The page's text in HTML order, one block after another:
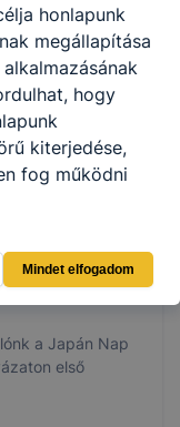
a haiku író
a Japán Nap
első
honlapunk
megállapítása
hogy
kiterjedése,
fog működni
Mindet elfogadom